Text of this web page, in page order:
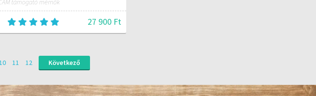
támogató mérnök
27 900 Ft
11 12 Következő